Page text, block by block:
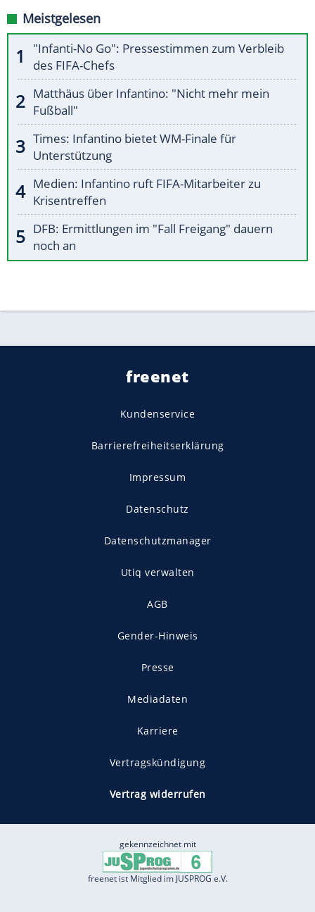
Meistgelesen
"Infanti-No Go": Pressestimmen zum Verbleib
des FIFA-Chefs
Matthäus über Infantino: "Nicht mehr mein
Fußball"
Times: Infantino bietet WM-Finale für
Unterstützung
Medien: Infantino ruft FIFA-Mitarbeiter zu
Krisentreffen
DFB: Ermittlungen im "Fall Freigang" dauern
noch an
freenet
Kundenservice
Barrierefreiheitserklärung
Impressum
Datenschutz
Datenschutzmanager
Utiq verwalten
AGB
Gender-Hinweis
Presse
Mediadaten
Karriere
Vertragskündigung
Vertrag widerrufen
gekennzeichnet mit
freenet ist Mitglied im JUSPROG e.V.